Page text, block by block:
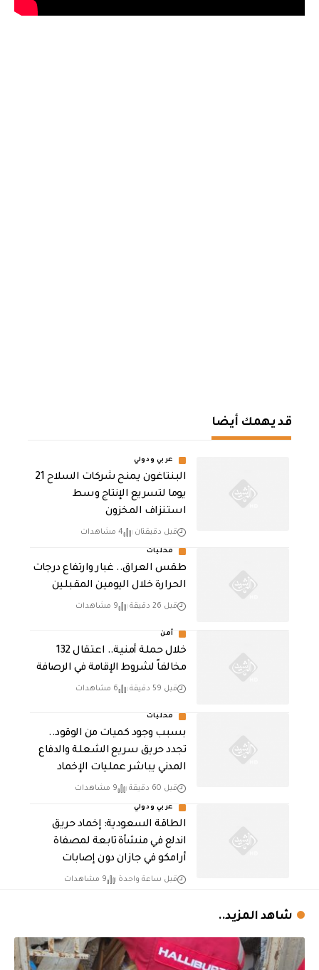
قد يهمك أيضا
عربي ودولي
البنتاغون يمنح شركات السلاح 21
يوما لتسريع الإنتاج وسط
استنزاف المخزون
قبل دقيقتان 4 مشاهدات
محليات
طقس العراق.. غبار وارتفاع درجات
الحرارة خلال اليومين المقبلين
قبل 26 دقيقة 9 مشاهدات
أمن
خلال حملة أمنية.. اعتقال 132
مخالفاً لشروط الإقامة في الرصافة
قبل 59 دقيقة 6 مشاهدات
محليات
بسبب وجود كميات من الوقود..
تجدد حريق سريع الشعلة والدفاع
المدني يباشر عمليات الإخماد
قبل 60 دقيقة 9 مشاهدات
عربي ودولي
‏الطاقة السعودية: إخماد حريق
اندلع في منشأة تابعة لمصفاة
أرامكو في جازان دون إصابات
قبل ساعة واحدة 9 مشاهدات
شاهد المزيد..